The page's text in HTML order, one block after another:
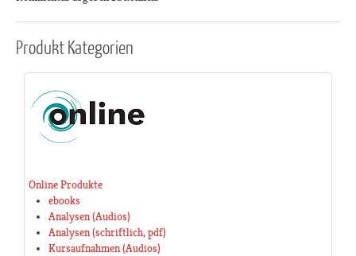
ProduktKategorien
Online Produkte
ebooks
Analysen (Audios)
Analysen (schriftlich, pdf)
Kursaufnahmen (Audios)